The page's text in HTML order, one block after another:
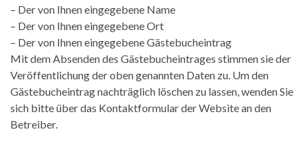
– Der von Ihnen eingegebene Name
– Der von Ihnen eingegebene Ort
– Der von Ihnen eingegebene Gästebucheintrag
Mit dem Absenden des Gästebucheintrages stimmen sie der
Veröffentlichung der oben genannten Daten zu. Um den
Gästebucheintrag nachträglich löschen zu lassen, wenden Sie
sich bitte über das Kontaktformular der Website an den
Betreiber.